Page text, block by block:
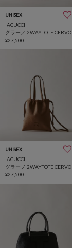
UNISEX
IACUCCI
グラーノ 2WAYTOTE CERVO
¥27,500
UNISEX
IACUCCI
グラーノ 2WAYTOTE CERVO
¥27,500